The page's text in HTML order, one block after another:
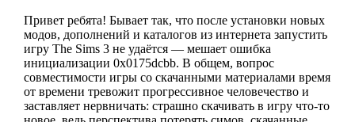
Привет ребята! Бывает так, что после установки новых
модов, дополнений и каталогов из интернета запустить
игру The Sims 3 не удаётся — мешает ошибка
инициализации 0х0175dcbb. В общем, вопрос
совместимости игры со скачанными материалами время
от времени тревожит прогрессивное человечество и
заставляет нервничать: страшно скачивать в игру что-то